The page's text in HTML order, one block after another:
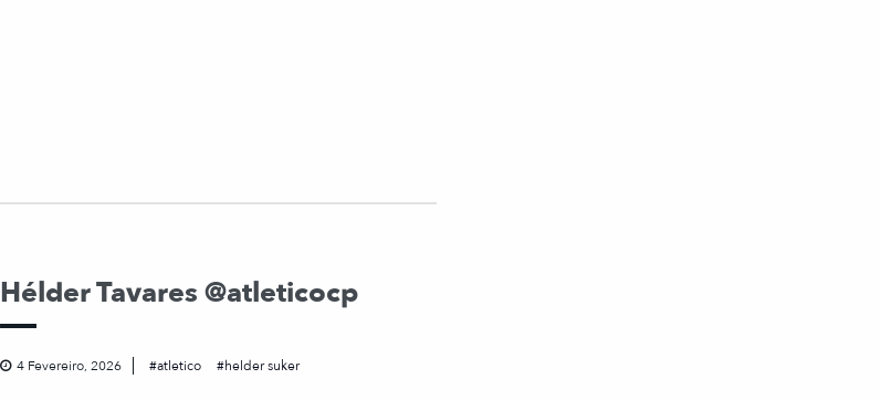
Hélder Tavares @atleticocp
4 Fevereiro, 2026 atletico helder suker